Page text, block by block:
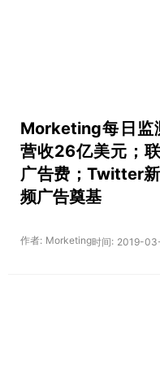
Morketing每日监
营收26亿美元；
广告费；Twitter
频广告奠基
作者: Morketing时间: 2019-